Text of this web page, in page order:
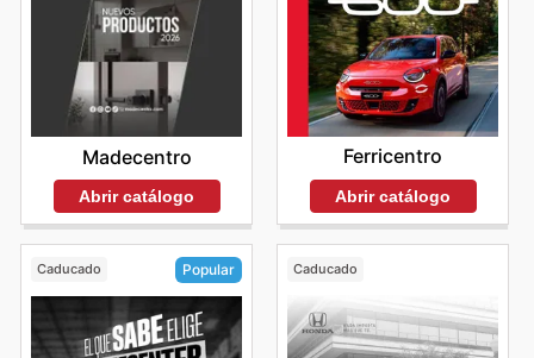
Madecentro
Abrir catálogo
Ferricentro
Abrir catálogo
Caducado Popular Caducado